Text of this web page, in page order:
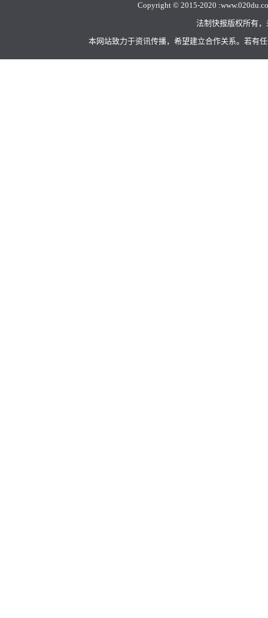
Copyright © 2015-2020 :
法制快报版权所有
本网站致力于资讯传播，希望建立合作关系。若有